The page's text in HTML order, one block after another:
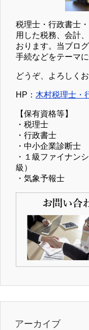
税理士・行政書士
用した税務、会計
おります。当ブロ
手続などをテーマ
どうぞ、よろしく
HP： 木村税理士・
【保有資格等】
・税理士
・行政書士
・中小企業診断士
・１級ファイナン
級）
・気象予報士
アーカイブ